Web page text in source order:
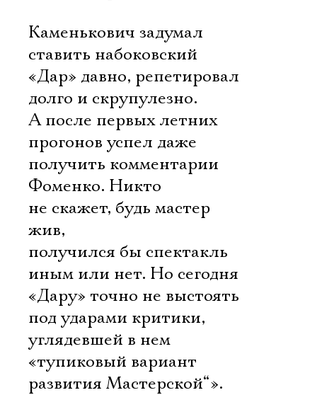
Каменькович задумал
ставить набоковский
«Дар» давно, репетировал
долго и скрупулезно.
А после первых летних
прогонов успел даже
получить комментарии
Фоменко. Никто
не скажет, будь мастер
жив,
получился бы спектакль
иным или нет. Но сегодня
«Дару» точно не выстоять
под ударами критики,
углядевшей в нем
«тупиковый вариант
развития Мастерской“».